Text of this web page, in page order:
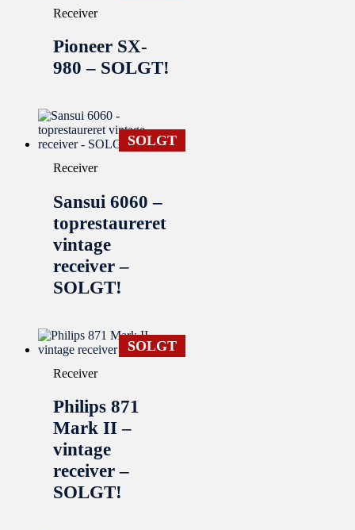
Receiver
Pioneer SX-
980 – SOLGT!
SOLGT
Receiver
Sansui 6060 –
toprestaureret
vintage
receiver –
SOLGT!
SOLGT
Receiver
Philips 871
Mark II –
vintage
receiver –
SOLGT!